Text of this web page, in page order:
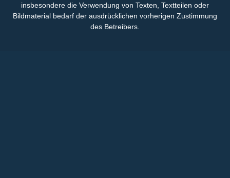
insbesondere die Verwendung von Texten, Textteilen oder
Bildmaterial bedarf der ausdrücklichen vorherigen Zustimmung
des Betreibers.